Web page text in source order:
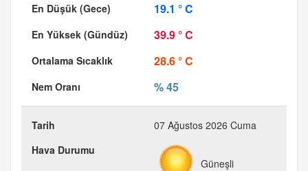
19.1 ° C
39.9 ° C
28.6 ° C
% 45
07 Ağustos 2026 Cuma
Güneşli